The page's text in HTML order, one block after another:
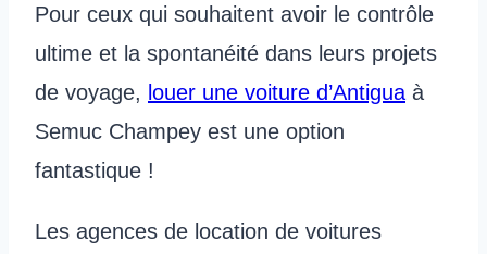
Pour ceux qui souhaitent avoir le contrôle
ultime et la spontanéité dans leurs projets
de voyage, louer une voiture d’Antigua à
Semuc Champey est une option
fantastique !
Les agences de location de voitures